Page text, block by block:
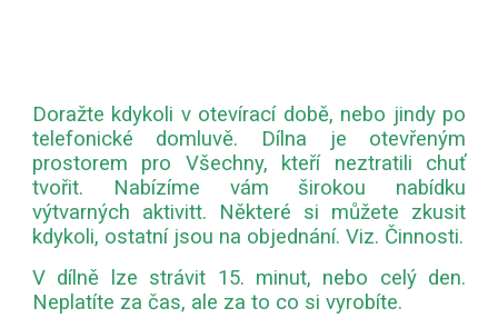
Doražte kdykoli v otevírací době, nebo jindy po
telefonické domluvě. Dílna je otevřeným
prostorem pro Všechny, kteří neztratili chuť
tvořit. Nabízíme vám širokou nabídku
výtvarných aktivitt. Některé si můžete zkusit
kdykoli, ostatní jsou na objednání. Viz. Činnosti.
V dílně lze strávit 15. minut, nebo celý den.
Neplatíte za čas, ale za to co si vyrobíte.